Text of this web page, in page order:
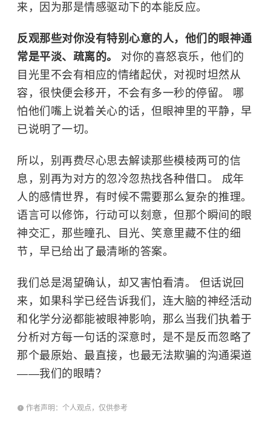
来，因为那是情感驱动下的本能反应。
反观那些对你没有特别心意的人，他们的眼神通
常是平淡、疏离的。 对你的喜怒哀乐，他们的
目光里不会有相应的情绪起伏，对视时坦然从
容，很快便会移开，不会有多一秒的停留。 哪
怕他们嘴上说着关心的话，但眼神里的平静，早
已说明了一切。
所以，别再费尽心思去解读那些模棱两可的信
息，别再为对方的忽冷忽热找各种借口。 成年
人的感情世界，有时候不需要那么复杂的推理。
语言可以修饰，行动可以刻意，但那个瞬间的眼
神交汇，那些瞳孔、目光、笑意里藏不住的细
节，早已给出了最清晰的答案。
我们总是渴望确认，却又害怕看清。 但话说回
来，如果科学已经告诉我们，连大脑的神经活动
和化学分泌都能被眼神影响，那么当我们执着于
分析对方每一句话的深意时，是不是反而忽略了
那个最原始、最直接，也最无法欺骗的沟通渠道
——我们的眼睛？
作者声明：个人观点，仅供参考